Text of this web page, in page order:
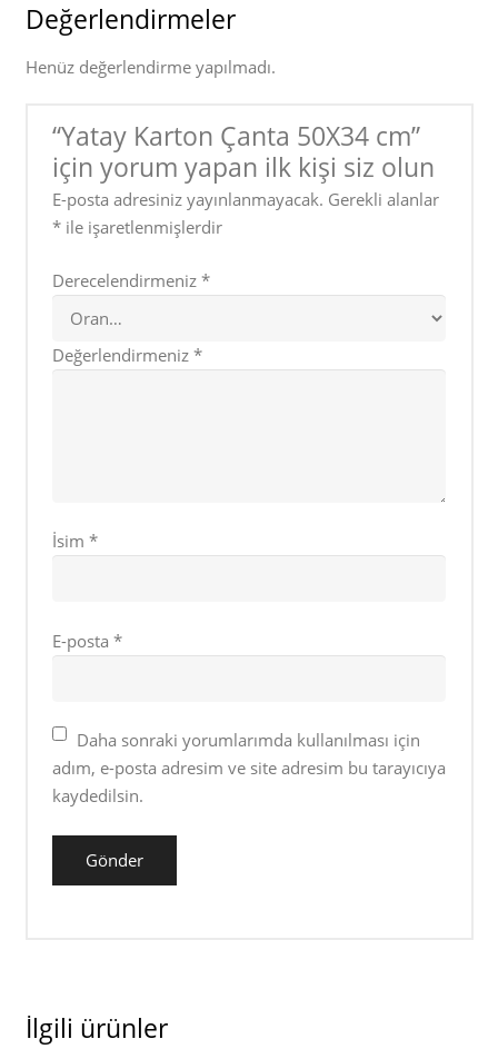
Değerlendirmeler
Henüz değerlendirme yapılmadı.
“Yatay Karton Çanta 50X34 cm”
için yorum yapan ilk kişi siz olun
E-posta adresiniz yayınlanmayacak. Gerekli alanlar
* ile işaretlenmişlerdir
Derecelendirmeniz *
Değerlendirmeniz *
İsim *
E-posta *
Daha sonraki yorumlarımda kullanılması için
adım, e-posta adresim ve site adresim bu tarayıcıya
kaydedilsin.
İlgili ürünler